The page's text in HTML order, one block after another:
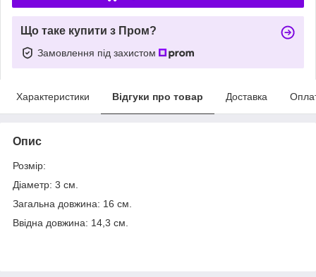
Що таке купити з Пром?
Замовлення під захистом
Характеристики Відгуки про товар Доставка
Опис
Розмір:
Діаметр: 3 см.
Загальна довжина: 16 см.
Ввідна довжина: 14,3 см.